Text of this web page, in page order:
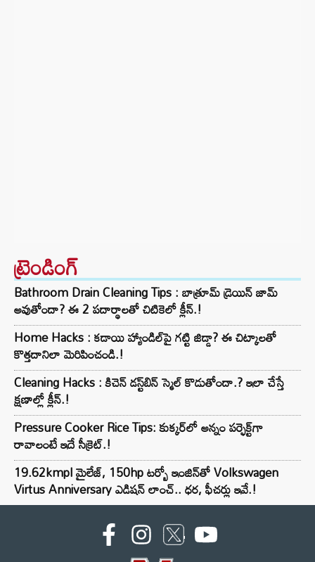
ట్రెండింగ్‌
Bathroom Drain Cleaning Tips : బాత్రూమ్ డ్రెయిన్ జామ్
అవుతోందా? ఈ 2 పదార్థాలతో చిటికెలో క్లీన్.!
Home Hacks : కడాయి హ్యాండిల్‌పై గట్టి జిడ్డా? ఈ చిట్కాలతో
కొత్తదానిలా మెరిపించండి.!
Cleaning Hacks : కిచెన్ డస్ట్‌బిన్ స్మెల్ కొడుతోందా.? ఇలా చేస్తే
క్షణాల్లో క్లీన్.!
Pressure Cooker Rice Tips: కుక్కర్‌లో అన్నం పర్ఫెక్ట్‌గా
రావాలంటే ఇదే సీక్రెట్.!
19.62kmpl మైలేజ్, 150hp టర్బో ఇంజిన్‌తో Volkswagen
Virtus Anniversary ఎడిషన్ లాంచ్.. ధర, ఫీచర్లు ఇవే.!